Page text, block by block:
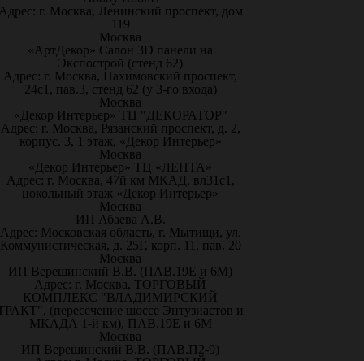
г. Москва, Ленинский проспект, дом
119
Москва
«АртДекор» Салон 3D панели на
Экспострой (стенд 62)
Адрес: г. Москва, Нахимовский проспект,
24с1, пав.3, стенд 62 (у 3-го входа)
Москва
«Декор Интерьер» ТЦ "ДЕКОРАТОР"
Адрес: г. Москва, Рязанский проспект, д. 2,
корпус. 3, 1 этаж, «Декор Интерьер»
Москва
«Декор Интерьер» ТЦ «ЛЕНТА»
Адрес: г. Москва, 47й км МКАД, вл31с1,
цокольный этаж «Декор Интерьер»
Москва
ИП Абаева А.В.
Адрес: Московская область, г. Мытищи, ул.
Коммунистическая, д. 25Г, корп. 11, пав. 20
Москва
ИП Верещинский В.В. (ПАВ.19Е и 6М)
Адрес: г. Москва, ТОРГОВЫЙ
КОМПЛЕКС "ВЛАДИМИРСКИЙ
(пересечение шоссе Энтузиастов и
МКАДА 1-й км), ПАВ.19Е и 6М
Москва
ИП Верещинский В.В. (ПАВ.П2-9)